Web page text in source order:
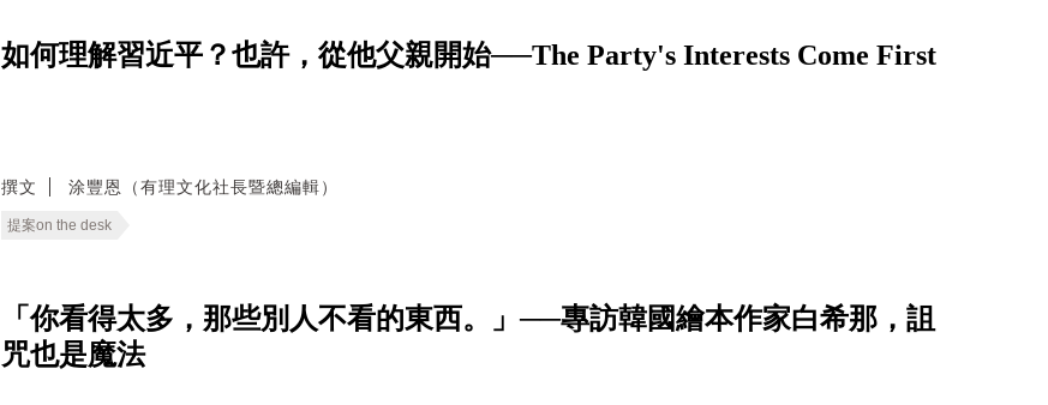
如何理解習近平？也許，從他父親開始──The Party's Interests Come First
撰文 涂豐恩（有理文化社長暨總編輯）
提案on the desk
「你看得太多，那些別人不看的東西。」──專訪韓國繪本作家白希那，詛
咒也是魔法